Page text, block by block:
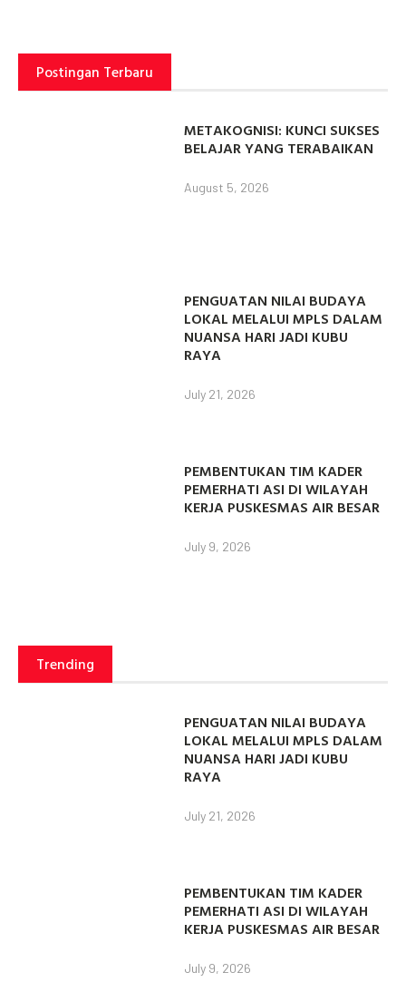
Postingan Terbaru
METAKOGNISI: KUNCI SUKSES
BELAJAR YANG TERABAIKAN
August 5, 2026
PENGUATAN NILAI BUDAYA
LOKAL MELALUI MPLS DALAM
NUANSA HARI JADI KUBU
RAYA
July 21, 2026
PEMBENTUKAN TIM KADER
PEMERHATI ASI DI WILAYAH
KERJA PUSKESMAS AIR BESAR
July 9, 2026
Trending
PENGUATAN NILAI BUDAYA
LOKAL MELALUI MPLS DALAM
NUANSA HARI JADI KUBU
RAYA
July 21, 2026
PEMBENTUKAN TIM KADER
PEMERHATI ASI DI WILAYAH
KERJA PUSKESMAS AIR BESAR
July 9, 2026